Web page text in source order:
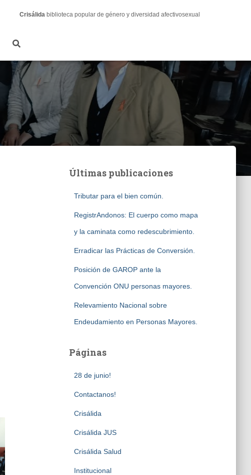
Crisálida biblioteca popular de género y diversidad afectivosexual
Últimas publicaciones
Tributar para el bien común.
RegistrAndonos: El cuerpo como mapa
y la caminata como redescubrimiento.
Erradicar las Prácticas de Conversión.
Posición de GAROP ante la
Convención ONU personas mayores.
Relevamiento Nacional sobre
Endeudamiento en Personas Mayores.
Páginas
28 de junio!
Contactanos!
Crisálida
Crisálida JUS
Crisálida Salud
Institucional